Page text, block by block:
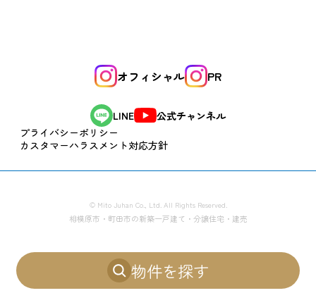
オフィシャル PR
LINE
公式チャンネル
プライバシーポリシー
カスタマーハラスメント対応方針
© Mito Juhan Co., Ltd. All Rights Reserved.
相模原市・町田市の新築一戸建て・分譲住宅・建売